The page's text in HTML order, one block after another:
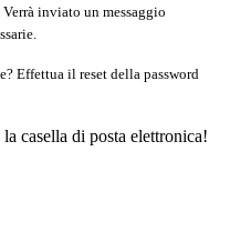
Verrà inviato un messaggio
Effettua il reset della password
casella di posta elettronica!